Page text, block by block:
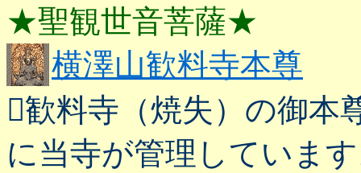
★聖観世音菩薩★
横澤山歓料寺本尊
歓料寺（焼失）の御本
に当寺が管理していま